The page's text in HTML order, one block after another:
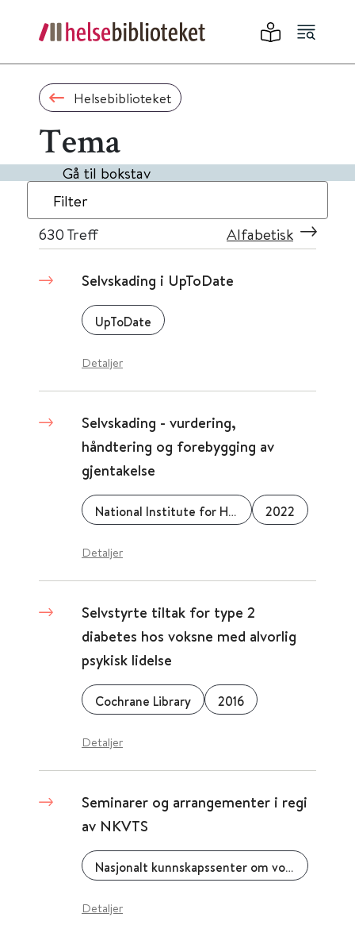
Helsebiblioteket
Tema
Gå til bokstav
Filter
630 Treff Alfabetisk
Selvskading i UpToDate
UpToDate
Detaljer
Selvskading - vurdering,
håndtering og forebygging av
gjentakelse
National Institute for Health and Care Excellence (NICE) 2022
Detaljer
Selvstyrte tiltak for type 2
diabetes hos voksne med alvorlig
psykisk lidelse
Cochrane Library 2016
Detaljer
Seminarer og arrangementer i regi
av NKVTS
Nasjonalt kunnskapssenter om vold og traumatisk stress
Detaljer